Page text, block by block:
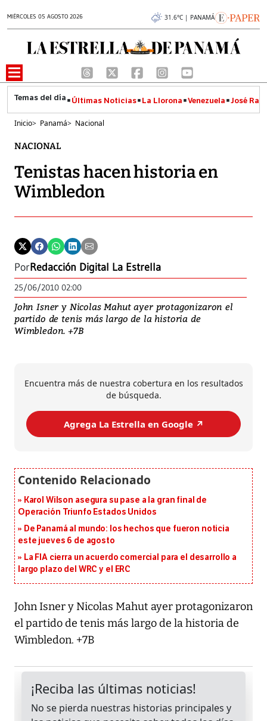
MIÉRCOLES 05 AGOSTO 2026 31.6°C | PANAMÁ
Últimas Noticias La Llorona Venezuela José
Inicio> Panamá> Nacional
NACIONAL
Tenistas hacen historia en
Wimbledon
PorRedacción Digital La Estrella
25/06/2010 02:00
John Isner y Nicolas Mahut ayer protagonizaron el
partido de tenis más largo de la historia de
Wimbledon. +7B
Encuentra más de nuestra cobertura en los resultados
de búsqueda.
Agrega La Estrella en Google ↗️
Karol Wilson asegura su pase a la gran final de
Operación Triunfo Estados Unidos
De Panamá al mundo: los hechos que fueron noticia
este jueves 6 de agosto
La FIA cierra un acuerdo comercial para el desarrollo a
largo plazo del WRC y el ERC
John Isner y Nicolas Mahut ayer protagonizaron
el partido de tenis más largo de la historia de
Wimbledon. +7B